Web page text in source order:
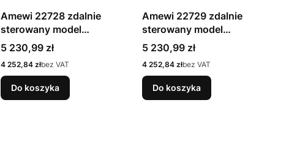
Amewi 22728 zdalnie
sterowany model
Wywrotka Silnik
elektryczny 1:14
Cena
5 230,99 zł
Cena
4 252,84 złbez VAT
Do koszyka
Amewi 22729 zdalnie
sterowany model
Wywrotka Silnik
elektryczny 1:14
Cena
5 230,99 zł
Cena
4 252,84 złbez VAT
Do koszyka